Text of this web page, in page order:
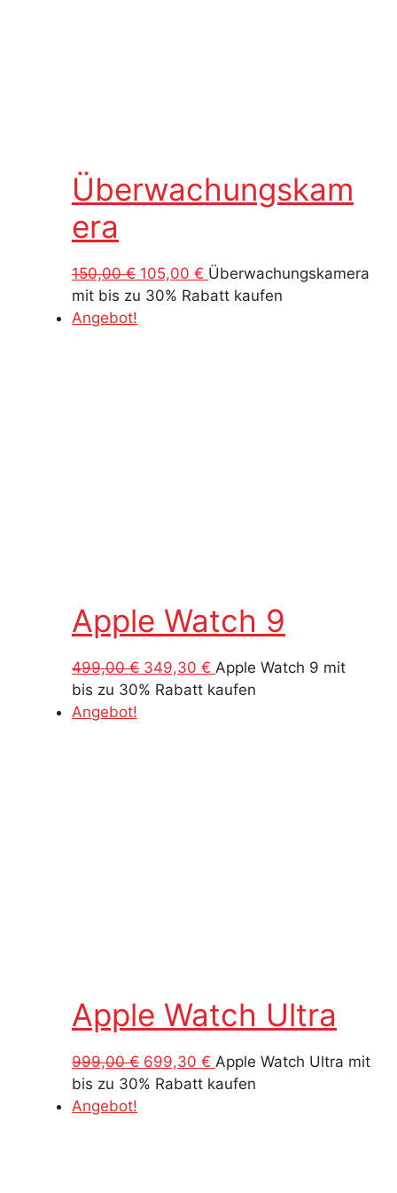
Überwachungskam
era
150,00€ Ursprünglicher
Preis
105,00 € Aktueller
Preis
Überwachungskamera
mit bis zu 30% Rabatt kaufen
Angebot!
Apple Watch 9
499,00€ Ursprünglicher
Preis
349,30 € Aktueller
Preis
Apple Watch 9 mit
bis zu 30% Rabatt kaufen
Angebot!
Apple Watch Ultra
999,00€ Ursprünglicher
Preis
699,30 € Aktueller
Preis
Apple Watch Ultra mit
bis zu 30% Rabatt kaufen
Angebot!